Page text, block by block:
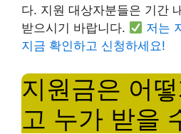
다. 지원 대상자분들은 기간
받으시기 바랍니다.
저는
지금 확인하고 신청하세요!
지원금은 어
고 누가 받을